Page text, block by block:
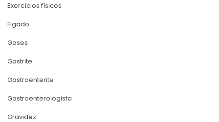
Exercícios físico
Figado
Gase
Gastrite
Gastroenterite
Gastroenterologista
Gravidez